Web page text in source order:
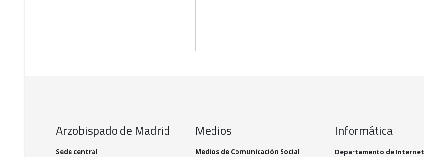
Arzobispado de Madrid
Sede central
Medios
Medios de Comunicación Social
Informática
Departamento de Internet